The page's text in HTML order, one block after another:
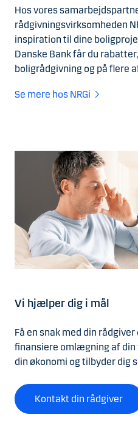
Hos vores
rådgivningsvirksomheden
inspiration til dine
Danske Bank får du rabatter,
boligrådgivning og på flere
Se mere hos NRGi
Vi hjælper dig i mål
Få en snak med din
finansiere omlægning af
din økonomi og tilbyder dig
Kontakt din rådgiver